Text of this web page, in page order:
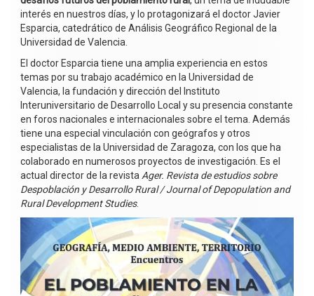
interés en nuestros días, y lo protagonizará el doctor Javier
Esparcia, catedrático de Análisis Geográfico Regional de la
Universidad de Valencia.
El doctor Esparcia tiene una amplia experiencia en estos
temas por su trabajo académico en la Universidad de
Valencia, la fundación y dirección del Instituto
Interuniversitario de Desarrollo Local y su presencia constante
en foros nacionales e internacionales sobre el tema. Además
tiene una especial vinculación con geógrafos y otros
especialistas de la Universidad de Zaragoza, con los que ha
colaborado en numerosos proyectos de investigación. Es el
actual director de la revista Ager. Revista de estudios sobre
Despoblación y Desarrollo Rural / Journal of Depopulation and
Rural Development Studies.